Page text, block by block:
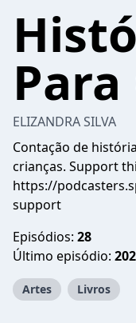
ELIZANDRA SILVA
Contação de
crianças. Support
https://
support
Episódios: 28
Último episódio:
Artes Livros